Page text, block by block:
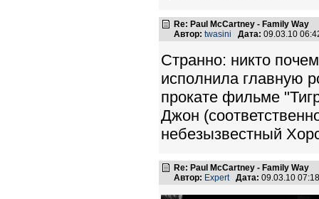
Re: Paul McCartney - Family Way
Автор: twasini Дата: 09.03.10
Странно: никто
исполнила главную
прокате фильме
Джон
небезызвестный
Re: Paul McCartney - Family Way
Автор: Expert Дата: 09.03.10